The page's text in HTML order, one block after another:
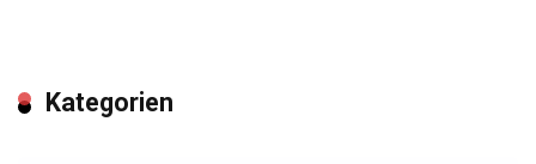
Kategorien